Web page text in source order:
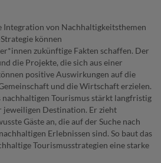
Integration von Nachhaltigkeitsthemen
können
zukünftige Fakten schaffen. Der
die Projekte, die sich aus einer
positive Auswirkungen auf die
und die Wirtschaft erzielen.
nachhaltigen Tourismus stärkt langfristig
Destination. Er zieht
Gäste an, die auf der Suche nach
Erlebnissen sind. So baut das
Tourismusstrategien eine starke